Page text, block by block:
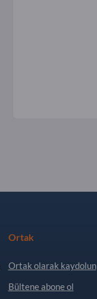
Ortak
Ortak olarak kaydolun
Bültene abone ol